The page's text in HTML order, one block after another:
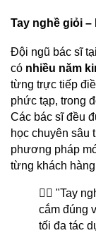
Tay nghề giỏi
Đội ngũ bác sĩ
có nhiều năm
từng trực tiếp
phức tạp, trong
Các bác sĩ đều
học chuyên sâu
phương pháp
từng khách
👨‍⚕️ "Tay
cắm đúng
tối đa tác